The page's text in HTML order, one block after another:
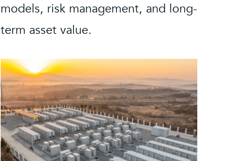
models, risk management, and long-
term asset value.